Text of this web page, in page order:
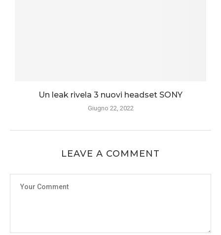
Un leak rivela 3 nuovi headset SONY
Giugno 22, 2022
LEAVE A COMMENT